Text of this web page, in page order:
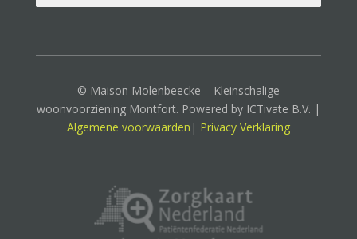
© Maison Molenbeecke – Kleinschalige
woonvoorziening Montfort. Powered by ICTivate B.V. |
Algemene voorwaarden | Privacy Verklaring